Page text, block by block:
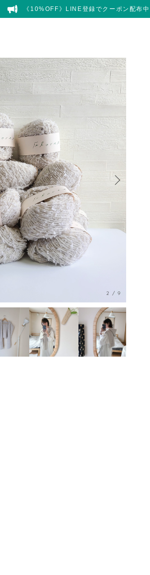
《10%OFF》LINE登録でクーポン配布中
3 /9